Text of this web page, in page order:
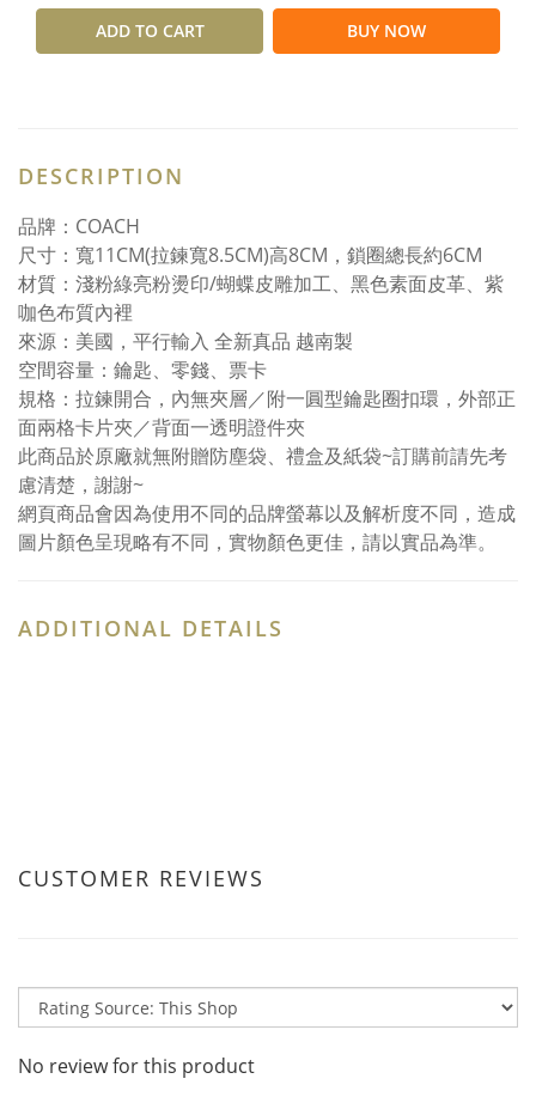
ADD TO CART BUY NOW
DESCRIPTION
品牌：COACH
尺寸：寬11CM(拉鍊寬8.5CM)高8CM，鎖圈總長約6CM
材質：淺粉綠亮粉燙印/蝴蝶皮雕加工、黑色素面皮革、紫
咖色布質內裡
來源：美國，平行輸入 全新真品 越南製
空間容量：鑰匙、零錢、票卡
規格：拉鍊開合，內無夾層／附一圓型鑰匙圈扣環，外部正
面兩格卡片夾／背面一透明證件夾
此商品於原廠就無附贈防塵袋、禮盒及紙袋~訂購前請先考
慮清楚，謝謝~
網頁商品會因為使用不同的品牌螢幕以及解析度不同，造成
圖片顏色呈現略有不同，實物顏色更佳，請以實品為準。
ADDITIONAL DETAILS
CUSTOMER REVIEWS
No review for this product